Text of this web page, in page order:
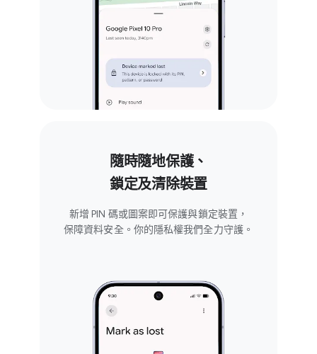
隨​時​隨地​保護、
鎖​定​及​清除​裝置
新​增 PIN 碼​或​圖案​即​可​保護​與​鎖定​裝置，​
保障​資料​安全。​你​的​隱私權​我們​全力​守護。